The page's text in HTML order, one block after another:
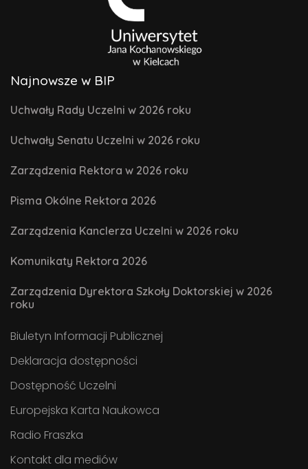
Najnowsze w BIP
Uchwały Rady Uczelni w 2026 roku
Uchwały Senatu Uczelni w 2026 roku
Zarządzenia Rektora w 2026 roku
Pisma Okólne Rektora 2026
Zarządzenia Kanclerza Uczelni w 2026 roku
Komunikaty Rektora 2026
Zarządzenia Dyrektora Szkoły Doktorskiej w 2026
roku
Biuletyn Informacji Publicznej
Deklaracja dostępności
Dostępność Uczelni
Europejska Karta Naukowca
Radio Fraszka
Kontakt dla mediów